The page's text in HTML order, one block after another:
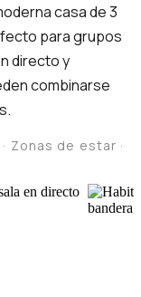
casa de 3
para grupos
directo y
combinarse
Zonas de estar ·